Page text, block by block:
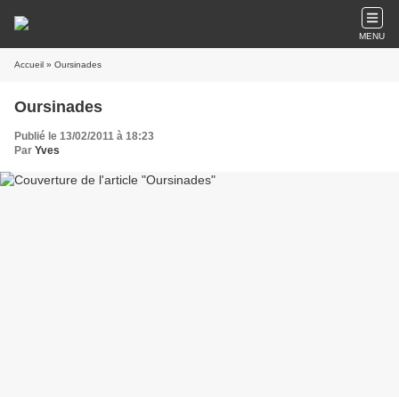
MENU
Accueil » Oursinades
Oursinades
Publié le 13/02/2011 à 18:23
Par Yves